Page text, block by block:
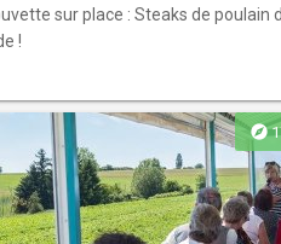
sur place : Steaks de poulain
!
explore